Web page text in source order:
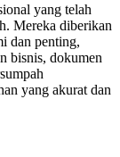
yang telah
Mereka diberikan
dan penting,
bisnis, dokumen
yang akurat dan